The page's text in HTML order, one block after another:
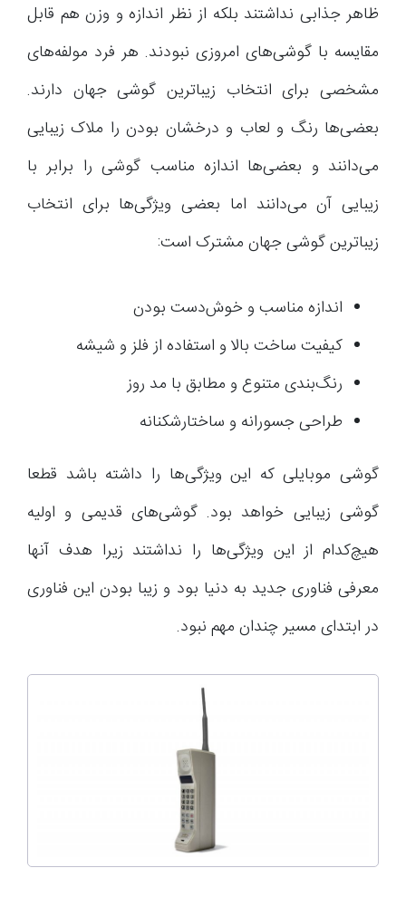
ظاهر جذابی نداشتند بلکه از نظر اندازه و وزن هم قابل
مقایسه با گوشی‌های امروزی نبودند. هر فرد مولفه‌های
مشخصی برای انتخاب زیباترین گوشی جهان دارند.
بعضی‌ها رنگ و لعاب و درخشان بودن را ملاک زیبایی
می‌دانند و بعضی‌ها اندازه مناسب گوشی را برابر با
زیبایی آن می‌دانند اما بعضی ویژگی‌ها برای انتخاب
زیباترین گوشی جهان مشترک است:
اندازه مناسب و خوش‌دست بودن
کیفیت ساخت بالا و استفاده از فلز و شیشه
رنگ‌بندی متنوع و مطابق با مد روز
طراحی جسورانه و ساختارشکنانه
گوشی موبایلی که این ویژگی‌ها را داشته باشد قطعا
گوشی زیبایی خواهد بود. گوشی‌های قدیمی و اولیه
هیچ‌کدام از این ویژگی‌ها را نداشتند زیرا هدف آنها
معرفی فناوری جدید به دنیا بود و زیبا بودن این فناوری
در ابتدای مسیر چندان مهم نبود.